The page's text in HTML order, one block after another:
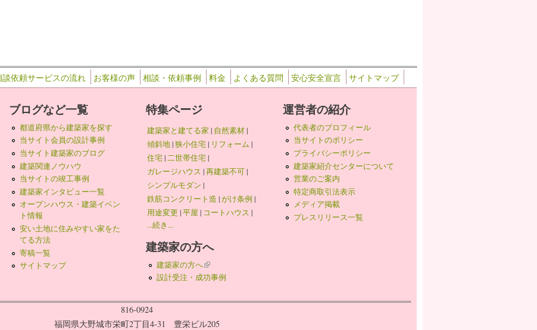
依頼サービスの流れ お客様の声 相談・依頼事例 料金 よくある質問 安心安全宣言 サイトマップ
ブログなど一覧
都道府県から建築家を探す
当サイト会員の設計事例
当サイト建築家のブログ
建築関連ノウハウ
当サイトの竣工事例
建築家インタビュー一覧
オープンハウス・建築イベン
ト情報
安い土地に住みやすい家をた
てる方法
寄稿一覧
サイトマップ
特集ページ
建築家と建てる家 | 自然素材|
傾斜地|狭小住宅| リフォーム |
住宅|二世帯住宅|
ガレージハウス |再建築不可|
シンプルモダン |
鉄筋コンクリート造 |がけ条例 |
用途変更 |平屋 | コートハウス |
...続き...
建築家の方へ
建築家の方へ(link is external)
設計受注・成功事例
運営者の紹介
代表者のプロフィール
当サイトのポリシー
プライバシーポリシー
建築家紹介センターについて
営業のご案内
特定商取引法表示
メディア掲載
プレスリリース一覧
816-0924
福岡県大野城市栄町2丁目4-31 豊栄ビル205